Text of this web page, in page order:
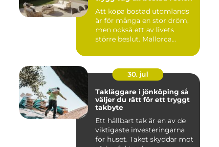
Att köpa bostad utomlands
är för många en stor dröm,
men också ett av livets
större beslut. Mallorca...
30. jul
Takläggare i jönköping så
väljer du rätt för ett tryggt
takbyte
Ett hållbart tak är en av de
viktigaste investeringarna
för huset. Taket skyddar mot